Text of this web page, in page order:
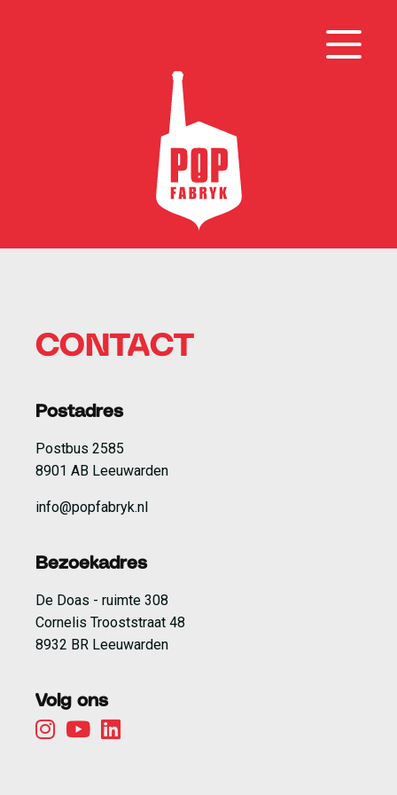
CONTACT
Postadres
Postbus 2585
8901 AB Leeuwarden
info@popfabryk.nl
Bezoekadres
De Doas - ruimte 308
Cornelis Trooststraat 48
8932 BR Leeuwarden
Volg ons